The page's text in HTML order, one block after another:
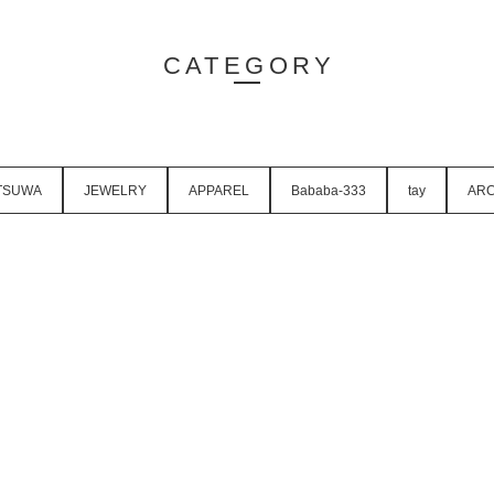
CATEGORY
JEWELRY APPAREL Bababa-333 tay